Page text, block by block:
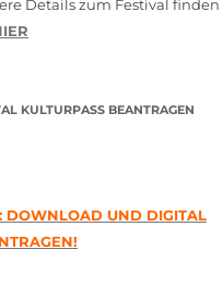
Details zum Festival finden
KULTURPASS BEANTRAGEN
DOWNLOAD UND DIGITAL